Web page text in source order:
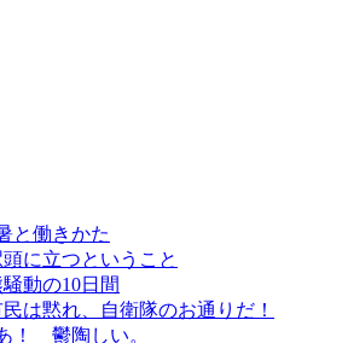
と働きかた
に立つということ
動の10日間
は黙れ、自衛隊のお通りだ！
！ 鬱陶しい。